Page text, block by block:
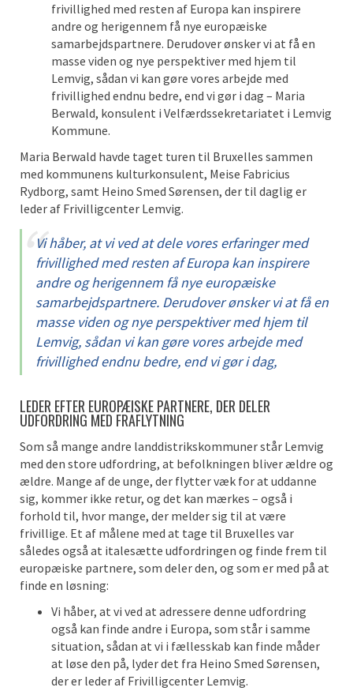
frivillighed med resten af Europa kan inspirere
andre og herigennem få nye europæiske
samarbejdspartnere. Derudover ønsker vi at få en
masse viden og nye perspektiver med hjem til
Lemvig, sådan vi kan gøre vores arbejde med
frivillighed endnu bedre, end vi gør i dag – Maria
Berwald, konsulent i Velfærdssekretariatet i Lemvig
Kommune.
Maria Berwald havde taget turen til Bruxelles sammen
med kommunens kulturkonsulent, Meise Fabricius
Rydborg, samt Heino Smed Sørensen, der til daglig er
leder af Frivilligcenter Lemvig.
Vi håber, at vi ved at dele vores erfaringer med
frivillighed med resten af Europa kan inspirere
andre og herigennem få nye europæiske
samarbejdspartnere. Derudover ønsker vi at få en
masse viden og nye perspektiver med hjem til
Lemvig, sådan vi kan gøre vores arbejde med
frivillighed endnu bedre, end vi gør i dag,
LEDER EFTER EUROPÆISKE PARTNERE, DER DELER
UDFORDRING MED FRAFLYTNING
Som så mange andre landdistrikskommuner står Lemvig
med den store udfordring, at befolkningen bliver ældre og
ældre. Mange af de unge, der flytter væk for at uddanne
sig, kommer ikke retur, og det kan mærkes – også i
forhold til, hvor mange, der melder sig til at være
frivillige. Et af målene med at tage til Bruxelles var
således også at italesætte udfordringen og finde frem til
europæiske partnere, som deler den, og som er med på at
finde en løsning:
Vi håber, at vi ved at adressere denne udfordring
også kan finde andre i Europa, som står i samme
situation, sådan at vi i fællesskab kan finde måder
at løse den på, lyder det fra Heino Smed Sørensen,
der er leder af Frivilligcenter Lemvig.